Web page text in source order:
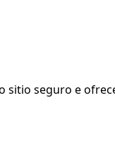
sitio seguro e